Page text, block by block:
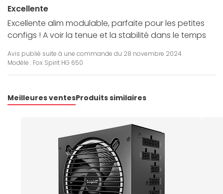
Excellente
Excellente alim modulable, parfaite pour les petites
configs ! A voir la tenue et la stabilité dans le temps
Avis publié suite à une commande du 28 novembre 2024
Modèle : Fox Spirit HG 650
Meilleures ventesProduits similaires